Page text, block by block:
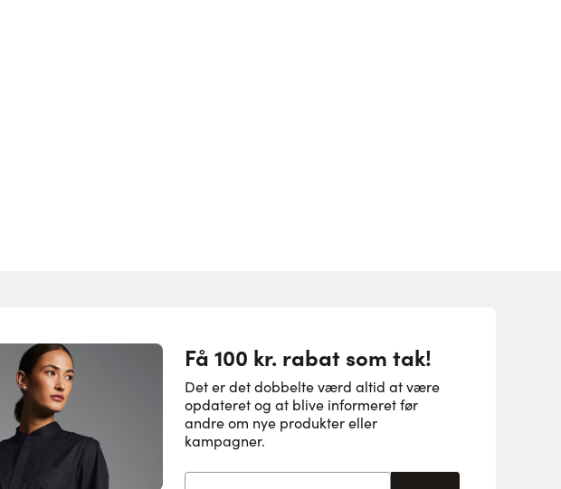
Få 100 kr. rabat som tak!
Det er det dobbelte værd altid at være
opdateret og at blive informeret før
andre om nye produkter eller
kampagner.